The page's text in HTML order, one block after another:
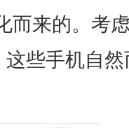
而来的。考
些手机自